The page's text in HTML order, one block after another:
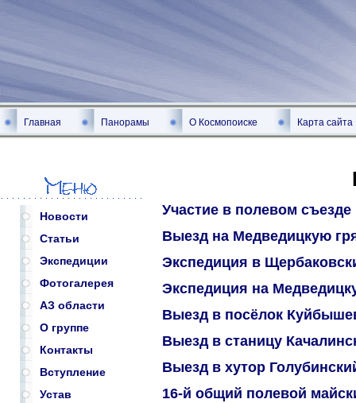
Главная Панорамы О Космопоиске Карта сайта
Новости
Статьи
Экспедиции
Фотогалерея
АЗ области
О группе
Контакты
Вступление
Устав
Участие в полевом
Выезд на Медведицкую
Экспедиция в
Экспедиция на
Выезд в посёлок
Выезд в станицу
Выезд в хутор
16-й общий полевой